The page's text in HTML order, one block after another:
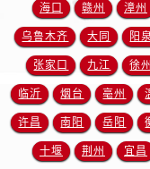
海口 赣州 漳州
乌鲁木齐 大同 阳
张家口 九江 徐州
临沂 烟台 亳州
许昌 南阳 岳阳
十堰 荆州 宜昌